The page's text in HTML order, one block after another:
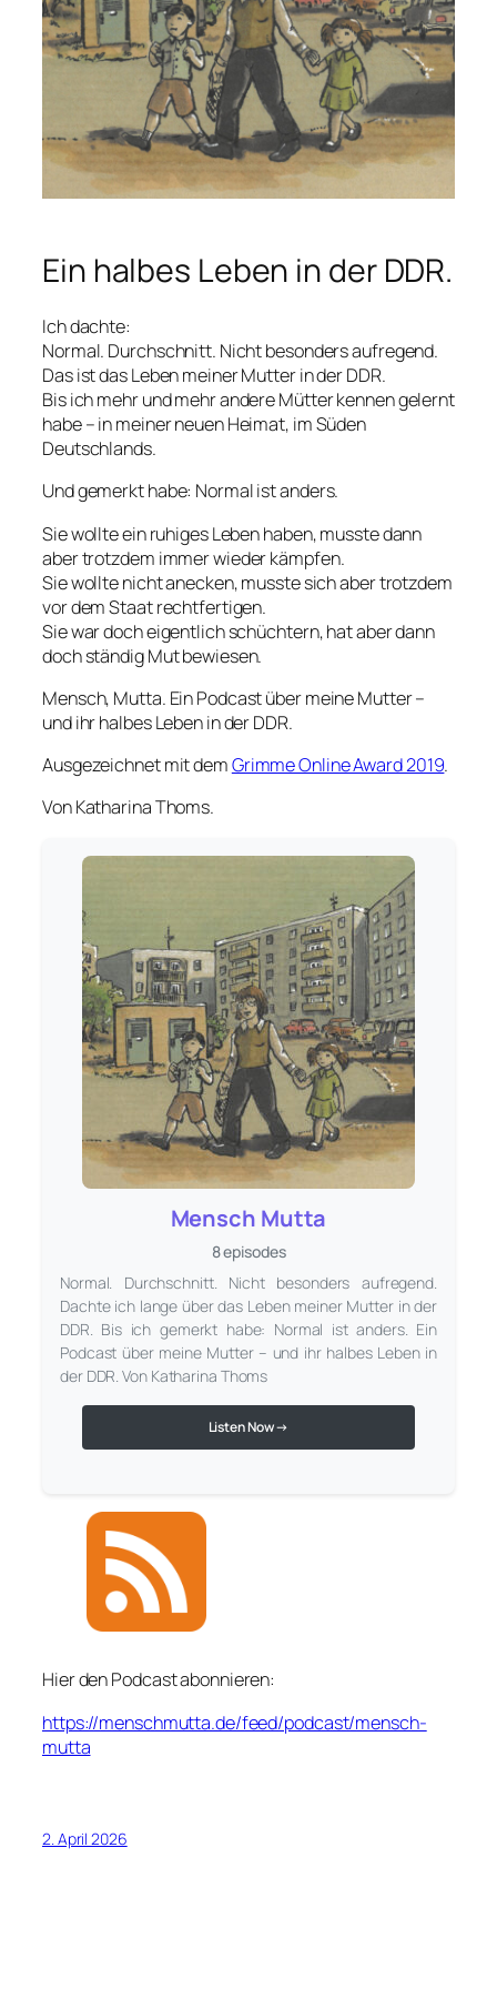
Ein halbes Leben in der DDR.
Ich dachte:
Normal. Durchschnitt. Nicht besonders aufregend.
Das ist das Leben meiner Mutter in der DDR.
Bis ich mehr und mehr andere Mütter kennen gelernt
habe – in meiner neuen Heimat, im Süden
Deutschlands.
Und gemerkt habe: Normal ist anders.
Sie wollte ein ruhiges Leben haben, musste dann
aber trotzdem immer wieder kämpfen.
Sie wollte nicht anecken, musste sich aber trotzdem
vor dem Staat rechtfertigen.
Sie war doch eigentlich schüchtern, hat aber dann
doch ständig Mut bewiesen.
Mensch, Mutta. Ein Podcast über meine Mutter –
und ihr halbes Leben in der DDR.
Ausgezeichnet mit demGrimme Online Award 2019.
Von Katharina Thoms.
Mensch Mutta
8 episodes
Normal. Durchschnitt. Nicht besonders aufregend.
Dachte ich lange über das Leben meiner Mutter in der
DDR. Bis ich gemerkt habe: Normal ist anders. Ein
Podcast über meine Mutter – und ihr halbes Leben in
der DDR. Von Katharina Thoms
Listen Now →
Hier den Podcast abonnieren:
https://menschmutta.de/feed/podcast/mensch-
mutta
2. April 2026